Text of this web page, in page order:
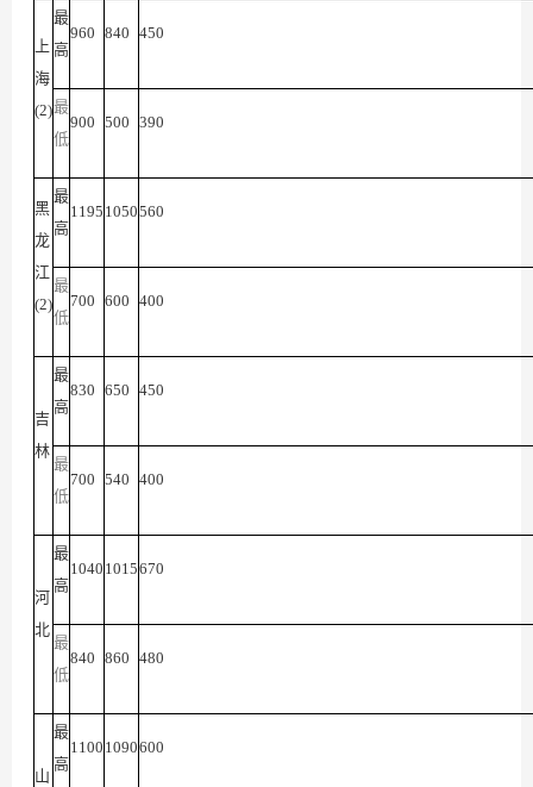
上
海
(2)
最
高
960 840 450
最
低
900 500 390
黑
龙
江
(2)
最
高
1195 1050560
最
低
700 600 400
吉
林
最
高
830 650 450
最
低
700 540 400
河
北
最
高
1040 1015670
最
低
840 860 480
山
最
高
1100 1090600